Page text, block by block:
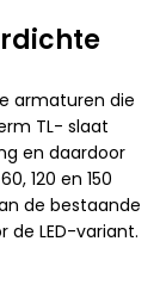
armaturen die
TL- slaat
en daardoor
120 en 150
de bestaande
de LED-variant.